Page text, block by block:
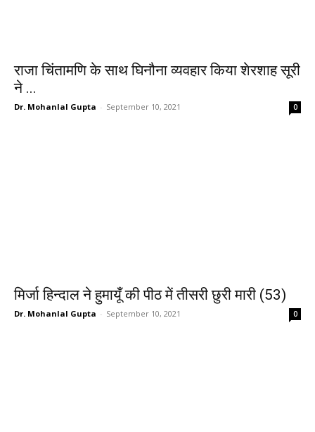
राजा चिंतामणि के साथ घिनौना व्यवहार किया शेरशाह सूरी
ने ...
Dr. Mohanlal Gupta - September 10, 2021 0
मिर्जा हिन्दाल ने हुमायूँ की पीठ में तीसरी छुरी मारी (53)
Dr. Mohanlal Gupta - September 10, 2021 0